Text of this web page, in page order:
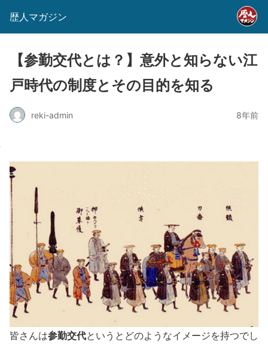
歴人マガジン
【参勤交代とは？】意外と知らない江
戸時代の制度とその目的を知る
reki-admin 8年前
皆さんは参勤交代というとどのようなイメージを持つでし